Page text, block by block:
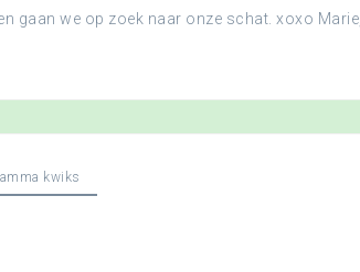
gaan we op zoek naar onze schat. xoxo Marie,
kwiks